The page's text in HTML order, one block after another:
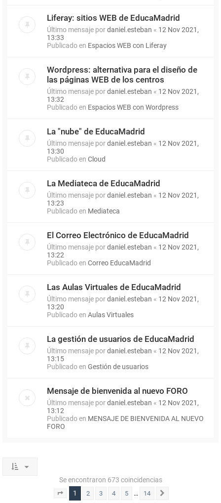
Liferay: sitios WEB de EducaMadrid
Último mensaje pordaniel.esteban « 12 Nov 2021,
13:33
Publicado en Espacios WEB con Liferay
Wordpress: alternativa para el diseño de
las páginas WEB de los centros
Último mensaje pordaniel.esteban « 12 Nov 2021,
13:32
Publicado en Espacios WEB con Wordpress
La "nube" de EducaMadrid
Último mensaje pordaniel.esteban « 12 Nov 2021,
13:30
Publicado en Cloud
La Mediateca de EducaMadrid
Último mensaje pordaniel.esteban « 12 Nov 2021,
13:23
Publicado en Mediateca
El Correo Electrónico de EducaMadrid
Último mensaje pordaniel.esteban « 12 Nov 2021,
13:22
Publicado en Correo EducaMadrid
Las Aulas Virtuales de EducaMadrid
Último mensaje pordaniel.esteban « 12 Nov 2021,
13:20
Publicado en Aulas Virtuales
La gestión de usuarios de EducaMadrid
Último mensaje pordaniel.esteban « 12 Nov 2021,
13:15
Publicado en Gestión de usuarios
Mensaje de bienvenida al nuevo FORO
Último mensaje pordaniel.esteban « 12 Nov 2021,
13:12
Publicado en MENSAJE DE BIENVENIDA AL NUEVO
FORO
Se encontraron 673 coincidencias
Página 1de 14
1 2 3 4 5 … 14